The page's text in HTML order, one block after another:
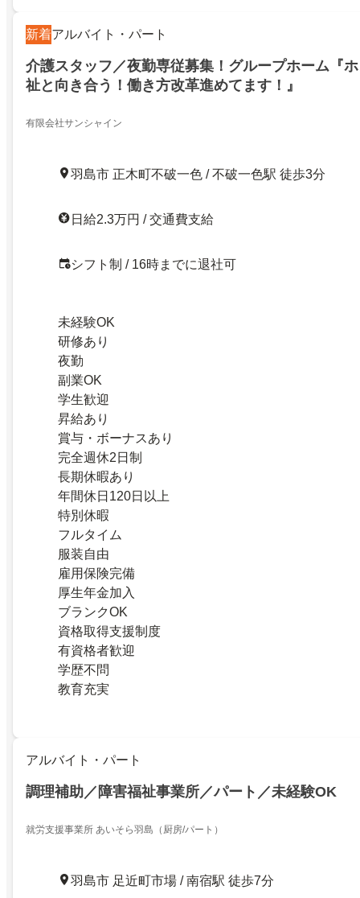
新着アルバイト・パート
介護スタッフ／夜勤専従募集！グループホーム『
祉と向き合う！働き方改革進めてます！』
有限会社サンシャイン
羽島市 正木町不破一色 / 不破一色駅 徒歩3分
日給2.3万円 / 交通費支給
シフト制 / 16時までに退社可
未経験OK
研修あり
夜勤
副業OK
学生歓迎
昇給あり
賞与・ボーナスあり
完全週休2日制
長期休暇あり
年間休日120日以上
特別休暇
フルタイム
服装自由
雇用保険完備
厚生年金加入
ブランクOK
資格取得支援制度
有資格者歓迎
学歴不問
教育充実
アルバイト・パート
調理補助／障害福祉事業所／パート／未経験OK
就労支援事業所 あいそら羽島（厨房/パート）
羽島市 足近町市場 / 南宿駅 徒歩7分